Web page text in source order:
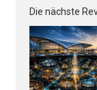
Die nächste